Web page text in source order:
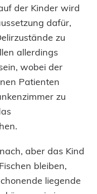
der Kinder wird
dafür,
zu
allerdings
wobei der
Patienten
zu
aber das Kind
bleiben,
liegende